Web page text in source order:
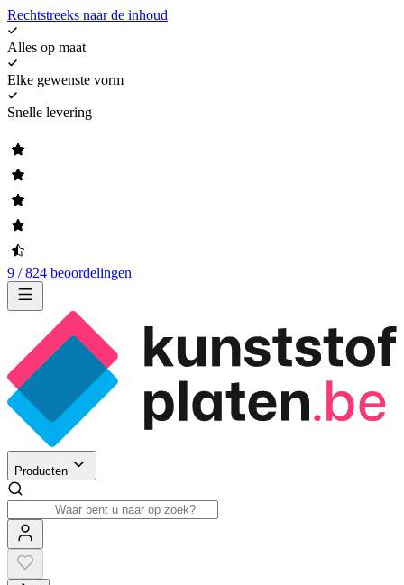
Rechtstreeks naar de inhoud
Alles op maat
Elke gewenste vorm
Snelle levering
9 / 824 beoordelingen
Producten